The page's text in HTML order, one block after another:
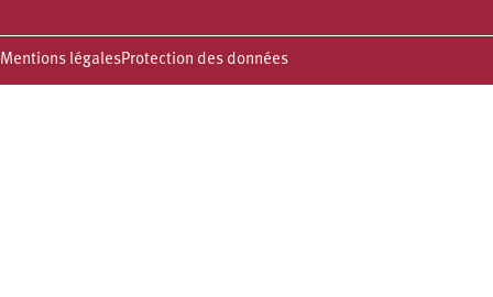
Mentions légalesProtection des données